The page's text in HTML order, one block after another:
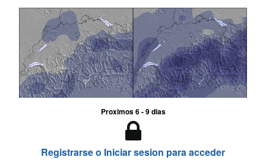
Proximos 6 - 9 dias
Registrarse o Iniciar sesion para acceder